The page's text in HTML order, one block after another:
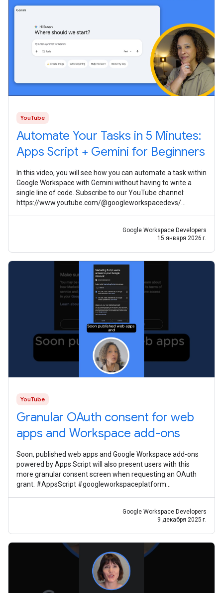
YouTube
Automate Your Tasks in 5 Minutes:
Apps Script + Gemini for Beginners
In this video, you will see how you can automate a task within
Google Workspace with Gemini without having to write a
single line of code. Subscribe to our YouTube channel:
https://www.youtube.com/@googleworkspacedevs/
Google Workspace Developers
15 января 2026 г.
YouTube
Granular OAuth consent for web
apps and Workspace add-ons
Soon, published web apps and Google Workspace add-ons
powered by Apps Script will also present users with this
more granular consent screen when requesting an OAuth
grant. #AppsScript #googleworkspaceplatform
Google Workspace Developers
9 декабря 2025 г.